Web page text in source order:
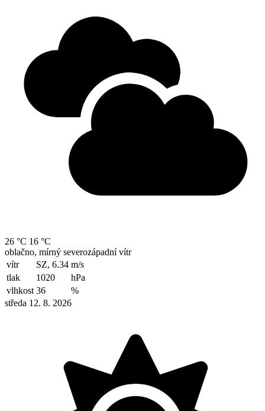
26 °C 16 °C
oblačno, mírný severozápadní vítr
vítr
SZ, 6.34 m/s
tlak
1020
hPa
vlhkost 36
%
středa 12. 8. 2026